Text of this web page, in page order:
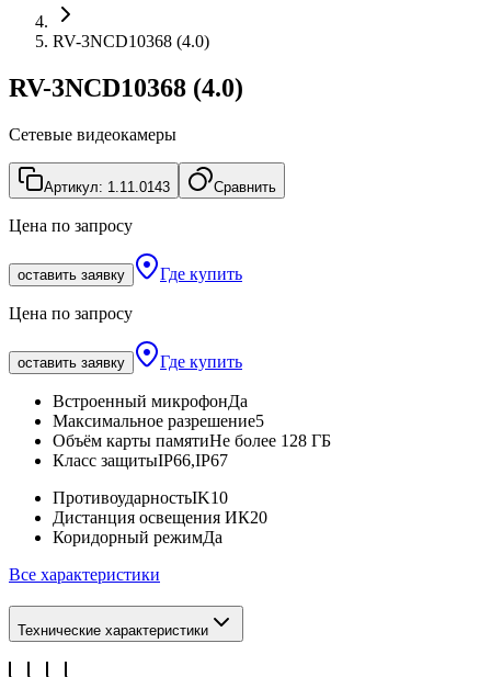
RV-3NCD10368 (4.0)
RV-3NCD10368 (4.0)
Сетевые видеокамеры
Артикул: 1.11.0143 Сравнить
Цена по запросу
оставить заявку Где купить
Цена по запросу
оставить заявку Где купить
Встроенный микрофонДа
Максимальное разрешение5
Объём карты памятиНе более 128 ГБ
Класс защитыIP66,IP67
ПротивоударностьIK10
Дистанция освещения ИК20
Коридорный режимДа
Все характеристики
Технические характеристики